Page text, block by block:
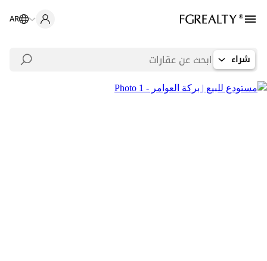
AR
شراء